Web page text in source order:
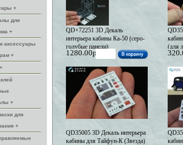
+
для
+
аксессуары
+
+
для
+
QD+72251 3D Декаль
интерьера кабины Ка-50 (серо-
голубые панели)
(HobbyBoss/ARK) (с 3D-
наличии)
1280.00р
(для
заказ)
QD35005 3D Декаль интерьера
кабины для Тайфун-К (Звезда)